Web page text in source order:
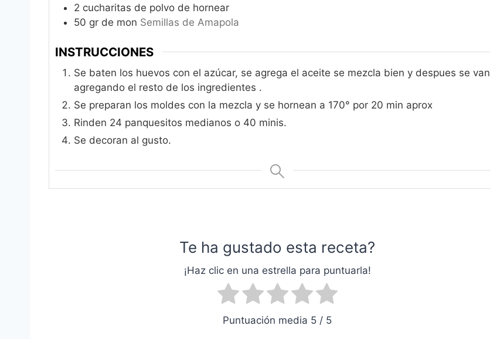
2 cucharitas de polvo de hornear
50 gr de mon Semillas de Amapola
INSTRUCCIONES
Se baten los huevos con el azúcar, se agrega el aceite se mezcla bien y despues se van
agregando el resto de los ingredientes .
Se preparan los moldes con la mezcla y se hornean a 170° por 20 min aprox
Rinden 24 panquesitos medianos o 40 minis.
Se decoran al gusto.
Te ha gustado esta receta?
¡Haz clic en una estrella para puntuarla!
Puntuación media 5 / 5